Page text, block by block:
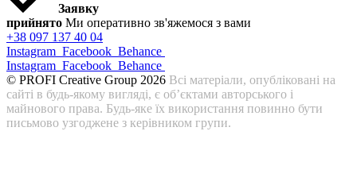
Заявку
прийнято Ми оперативно зв'яжемося з вами
+38 097 137 40 04
Instagram Facebook Behance
Instagram Facebook Behance
© PROFI Creative Group 2026 Всі матеріали, опубліковані на
сайті в будь-якому вигляді, є об’єктами авторського і
майнового права. Будь-яке їх використання повинно бути
письмово узгоджене з керівником групи.